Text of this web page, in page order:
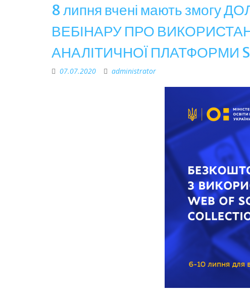
8 липня вчені мають
ВЕБІНАРУ ПРО
АНАЛІТИЧНОЇ ПЛАТФОРМИ
07.07.2020 administrator